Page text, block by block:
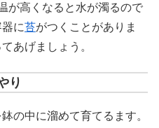
が高くなると水が濁るので
に苔がつくことがありま
あげましょう。
り
の中に溜めて育てるます。